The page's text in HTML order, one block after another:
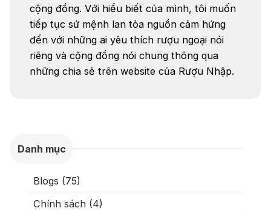
cộng đồng. Với hiểu biết của mình, tôi muốn
tiếp tục sứ mệnh lan tỏa nguồn cảm hứng
đến với những ai yêu thích rượu ngoại nói
riêng và cộng đồng nói chung thông qua
những chia sẻ trên website của Rượu Nhập.
Danh mục
Blogs (75)
Chính sách (4)